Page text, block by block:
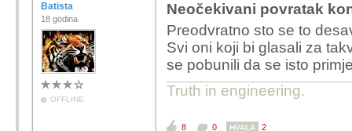
Batista
18 godina
OFFLINE
Neočekivani povratak
Preodvratno sto se to
Svi oni koji bi glasali za
se pobunili da se isto
Truth in engineering.
8 0 HVALA 2